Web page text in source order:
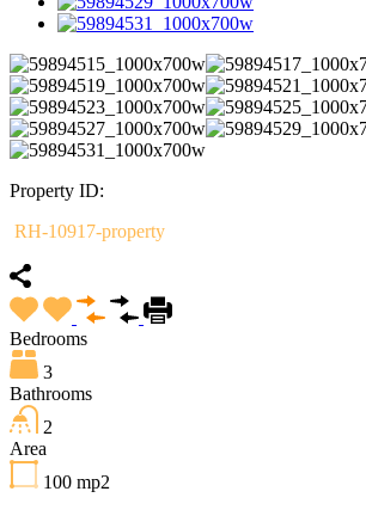
Property ID:
RH-10917-property
Bedrooms
3
Bathrooms
2
Area
100 mp2